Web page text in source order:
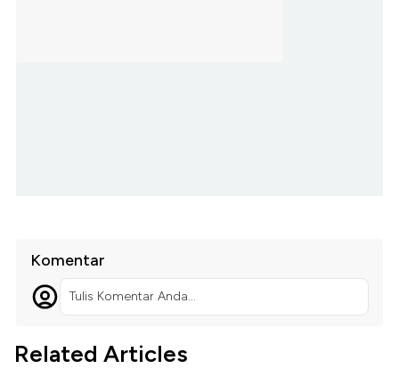
Komentar
Tulis Komentar Anda...
Related Articles